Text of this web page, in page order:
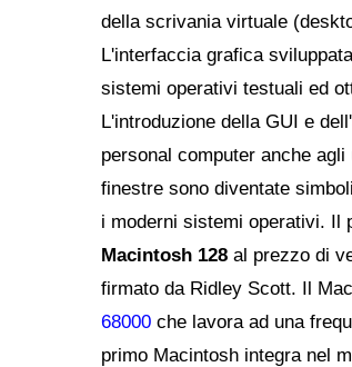
della scrivania virtuale
L'interfaccia grafica
sistemi operativi testuali ed
L'introduzione della GUI e
personal computer anche
finestre sono diventate
i moderni sistemi operativi. Il
Macintosh 128 al prezzo di
firmato da Ridley Scott. Il
68000 che lavora ad una
primo Macintosh integra nel